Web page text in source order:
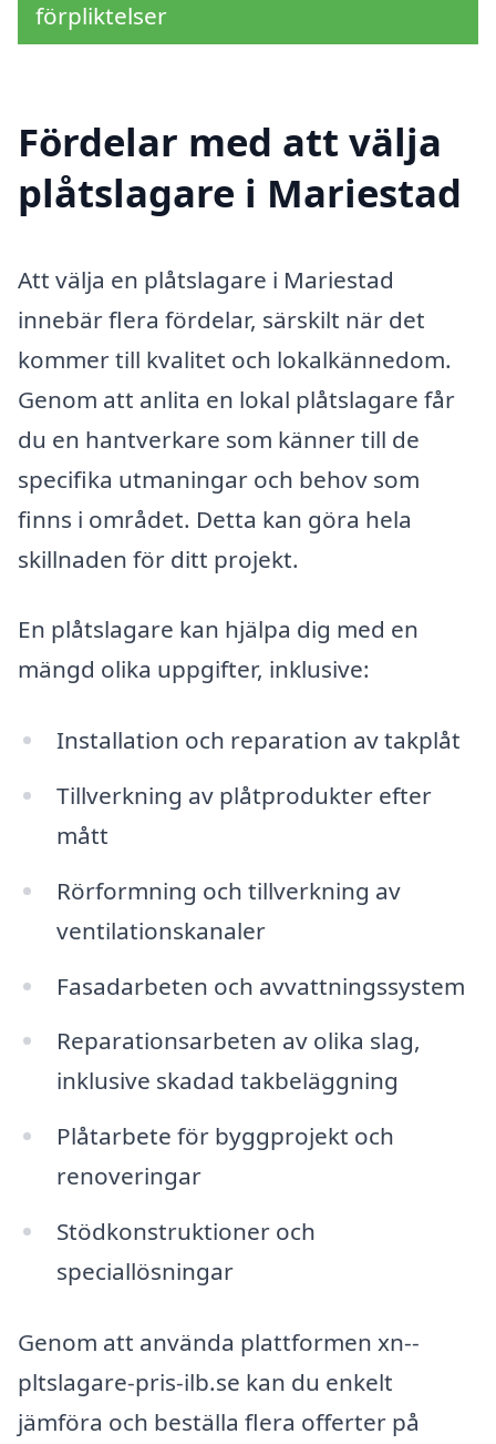
förpliktelser
Fördelar med att välja
plåtslagare i Mariestad
Att välja en plåtslagare i Mariestad
innebär flera fördelar, särskilt när det
kommer till kvalitet och lokalkännedom.
Genom att anlita en lokal plåtslagare får
du en hantverkare som känner till de
specifika utmaningar och behov som
finns i området. Detta kan göra hela
skillnaden för ditt projekt.
En plåtslagare kan hjälpa dig med en
mängd olika uppgifter, inklusive:
Installation och reparation av takplåt
Tillverkning av plåtprodukter efter
mått
Rörformning och tillverkning av
ventilationskanaler
Fasadarbeten och avvattningssystem
Reparationsarbeten av olika slag,
inklusive skadad takbeläggning
Plåtarbete för byggprojekt och
renoveringar
Stödkonstruktioner och
speciallösningar
Genom att använda plattformen xn--
pltslagare-pris-ilb.se kan du enkelt
jämföra och beställa flera offerter på